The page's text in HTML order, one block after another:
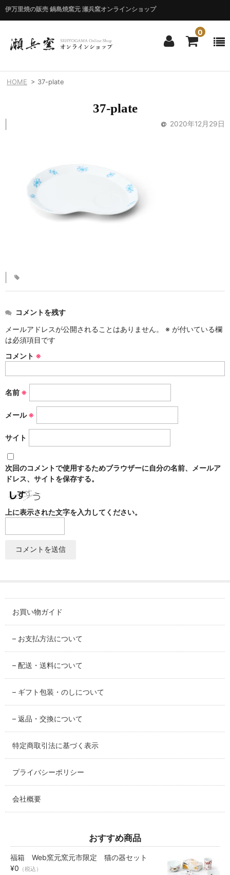
伊万里焼の販売 鍋島焼窯元 瀬兵窯オンラインショップ
0
ホーム
エマシリーズ
HAKEME
SILVER
デルフト伊万里シリーズ
風雅シリーズ
FUGA
いちごシリーズ
STRAWBERRY
PETAL
SOMENISHIKI-GRAPES
ペンダントルーペ
MAGNIFIER
カテゴリ別
bowl
湯呑・コップ
cup
モーニングセット
morning set
アクセサリー
accessory
HOME > 37-plate
37-plate
2020年12月29日
コメントを残す
メールアドレスが公開されることはありません。
※ が付いている欄
は必須項目です
コメント ※
名前 ※
メール※
サイト
次回のコメントで使用するためブラウザーに自分の名前、メールア
ドレス、サイトを保存する。
上に表示された文字を入力してください。
お買い物ガイド
– お支払方法について
– 配送・送料について
– ギフト包装・のしについて
– 返品・交換について
特定商取引法に基づく表示
プライバシーポリシー
会社概要
おすすめ商品
福箱 Web窯元窯元市限定 猫の器セット
¥0 （税込）